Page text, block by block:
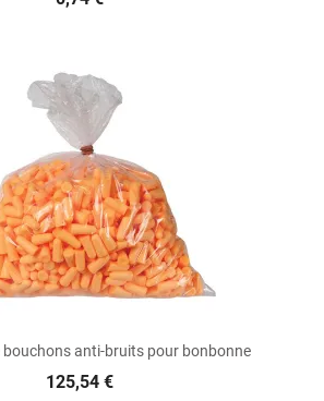
bouchons anti-bruits pour bonbonne
125,54 €